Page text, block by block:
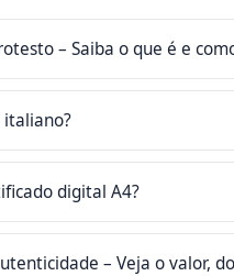
– Saiba o que é e
italiano?
digital A4?
– Veja o valor,